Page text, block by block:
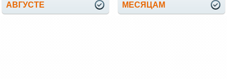
АВГУСТЕ
МЕСЯЦАМ